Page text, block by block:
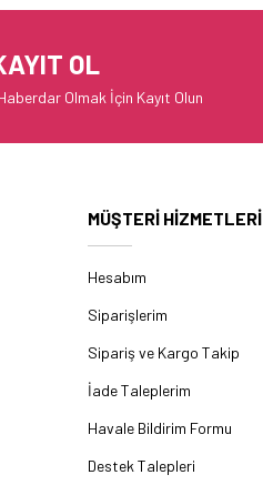
OL
Olmak İçin Kayıt Olun
MÜŞTERİ HİZMETLERİ
Hesabım
Siparişlerim
Sipariş ve Kargo Takip
İade Taleplerim
Havale Bildirim Formu
Destek Talepleri